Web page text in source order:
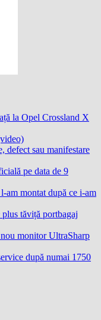
la Opel Crossland X
defect sau manifestare
pe data de 9
am montat după ce i-am
tăviță portbagaj
monitor UltraSharp
după numai 1750